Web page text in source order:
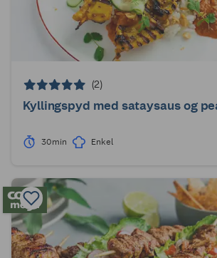
(2)
Kyllingspyd med sataysaus og
30min Enkel